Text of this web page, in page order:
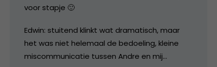
voor stapje 🙂
Edwin: stuitend klinkt wat dramatisch, maar
het was niet helemaal de bedoeling, kleine
miscommunicatie tussen Andre en mij…